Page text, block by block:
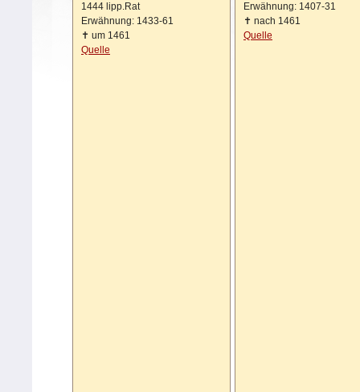
1444 lipp.Rat
Erwähnung: 1433-61
✝ um 1461
Quelle
Erwähnung: 1407-31
✝ nach 1461
Quelle